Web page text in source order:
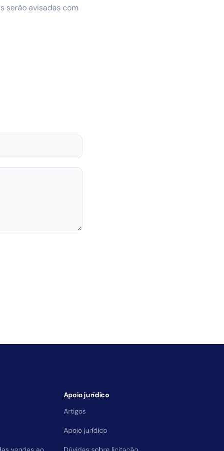
serão avisadas com
Apoio jurídico
Artigos
Apoio jurídico